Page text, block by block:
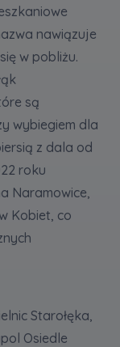
nawiązuje
w pobliżu.
są
wybiegiem dla
z dala od
roku
Naramowice,
Kobiet, co
Starołęka,
Osiedle